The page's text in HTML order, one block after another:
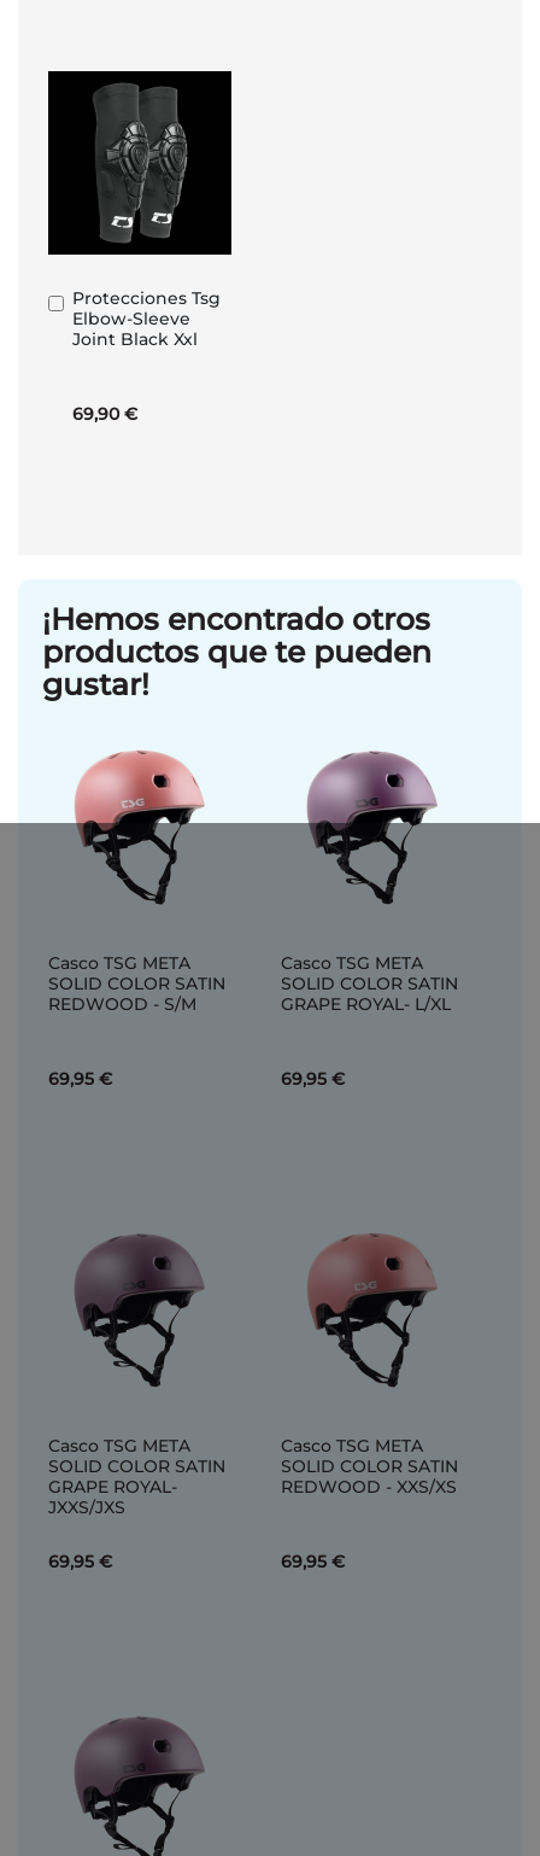
Protecciones Tsg
Elbow-Sleeve
Joint Black Xxl
69,90 €
Añadir
al
carrito
¡Hemos encontrado otros
productos que te pueden
gustar!
Casco TSG META
SOLID COLOR SATIN
REDWOOD - S/M
69,95 €
Casco TSG META
SOLID COLOR SATIN
GRAPE ROYAL- L/XL
69,95 €
Casco TSG META
SOLID COLOR SATIN
GRAPE ROYAL-
JXXS/JXS
69,95 €
Casco TSG META
SOLID COLOR SATIN
REDWOOD - XXS/XS
69,95 €